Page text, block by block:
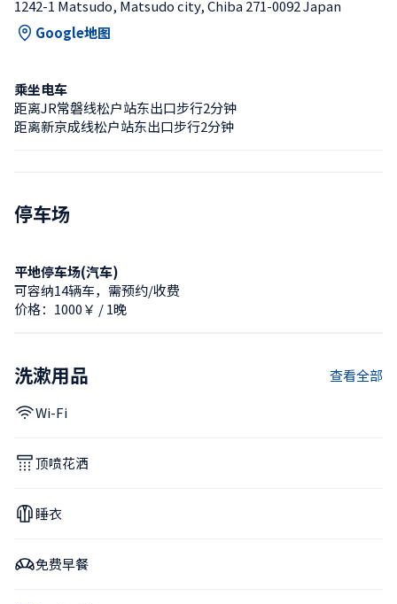
1242-1 Matsudo, Matsudo city, Chiba 271-0092 Japan
Google地图
乘坐电车
距离JR常磐线松户站东出口步行2分钟
距离新京成线松户站东出口步行2分钟
停车场
平地停车场(汽车)
可容纳14辆车，需预约/收费
价格：1000￥ / 1晚
洗漱用品 查看全部
Wi-Fi
顶喷花洒
睡衣
免费早餐